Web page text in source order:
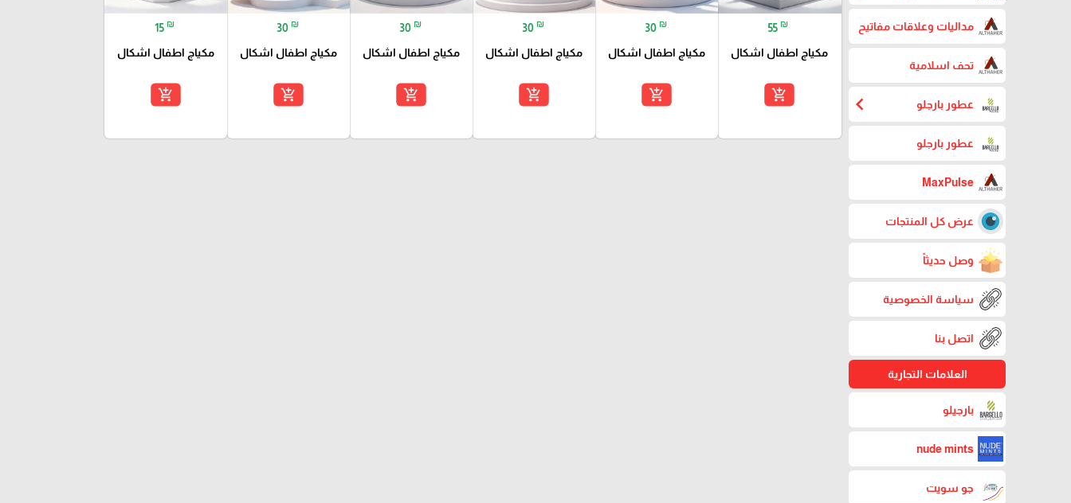
مداليات وعلاقات مفاتيح
تحف اسلامية
عطور بارجلو chevron_left
عطور بارجلو
MaxPulse
عرض كل المنتجات
وصل حديثاً
سياسة الخصوصية
اتصل بنا
العلامات التجارية
بارجيلو
nude mints
جو سويت
55 ₪
مكياج اطفال اشكال
add_shopping_cart
30 ₪
مكياج اطفال اشكال
add_shopping_cart
30 ₪
مكياج اطفال اشكال
add_shopping_cart
30 ₪
مكياج اطفال اشكال
add_shopping_cart
30 ₪
مكياج اطفال اشكال
add_shopping_cart
15 ₪
مكياج اطفال اشكال
add_shopping_cart